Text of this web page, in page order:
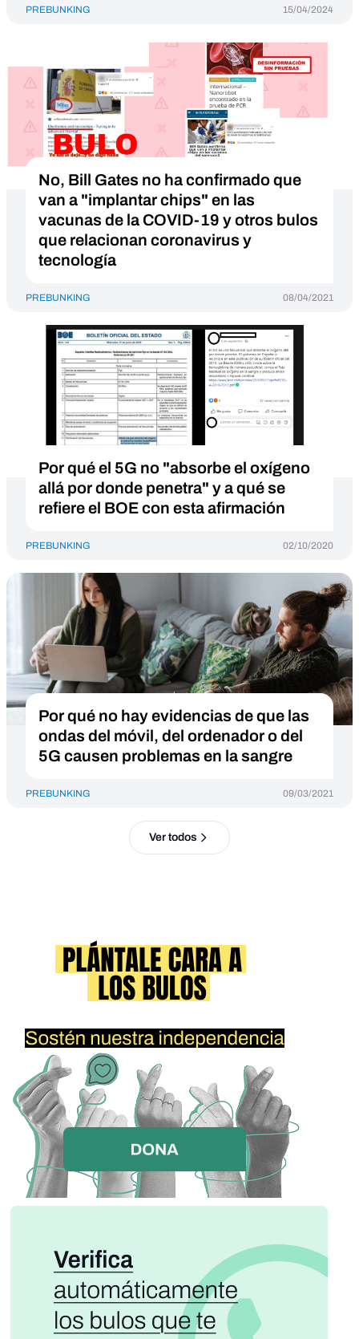
PREBUNKING 15/04/2024
No, Bill Gates no ha confirmado que
van a "implantar chips" en las
vacunas de la COVID-19 y otros bulos
que relacionan coronavirus y
tecnología
PREBUNKING 08/04/2021
Por qué el 5G no "absorbe el oxígeno
allá por donde penetra" y a qué se
refiere el BOE con esta afirmación
PREBUNKING 02/10/2020
Por qué no hay evidencias de que las
ondas del móvil, del ordenador o del
5G causen problemas en la sangre
PREBUNKING 09/03/2021
Ver todos